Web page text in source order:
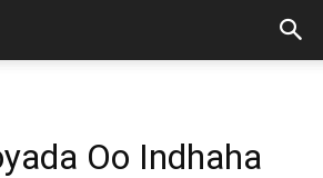
Oo Indhaha